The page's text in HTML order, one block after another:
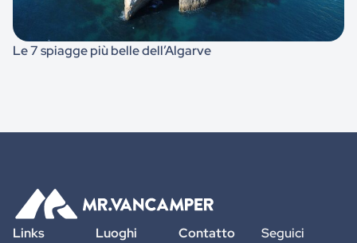
Le 7 spiagge più belle dell’Algarve
Links Luoghi Contatto Seguici